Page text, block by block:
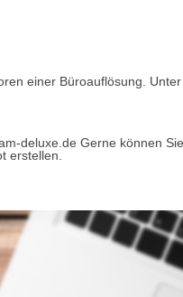
einer Büroauflösung.
deluxe.de Gerne können
erstellen.